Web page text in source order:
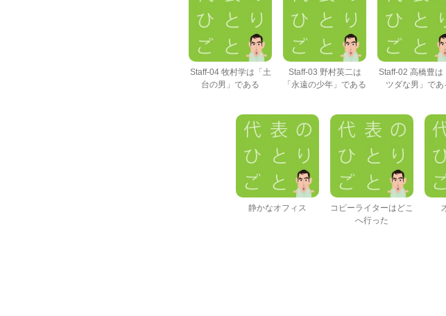
Staff-04 牧村学は「土
台の男」である
Staff-03 野村英二は
「永遠の少年」である
Staff-02 高橋豊は
ツダな男」であ
静かなオフィス
コピーライターはどこ
へ行った